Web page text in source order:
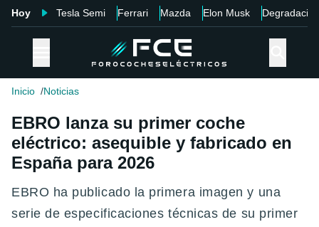
Hoy Tesla Semi Ferrari Mazda Elon Musk Degradación
Inicio Noticias
EBRO lanza su primer coche
eléctrico: asequible y fabricado en
España para 2026
EBRO ha publicado la primera imagen y una
serie de especificaciones técnicas de su primer